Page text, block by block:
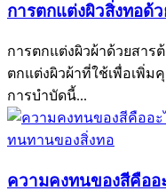
การตกแต่งผิวสิ่งทอด้
การตกแต่งผิวผ้าด้วยสาร
ตกแต่งผิวผ้าที่ใช้เพื่อเพิ่
การบำบัดนี้...
ความคงทนของสีคือ